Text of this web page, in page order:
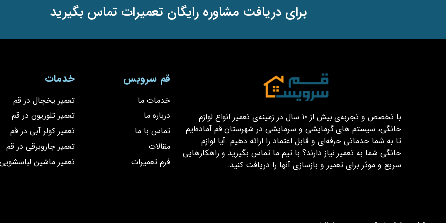
برای دریافت مشاوره رایگان تعمیرات تماس بگیرید
با تخصص و تجربه‌ی بیش از ۱۰ سال در زمینه‌ی تعمیر انواع لوازم
خانگی، سیستم های گرمایشی و سرمایشی در شهرستان قم آماده‌ایم
تا به شما خدماتی حرفه‌ای و قابل اعتماد را ارائه دهیم. آیا لوازم
خانگی شما به تعمیر نیاز دارند؟ با تیم ما تماس بگیرید و راهکارهایی
سریع و موثر برای تعمیر و بازسازی آنها را دریافت کنید.
قم سرویس
خدمات ما
درباره ما
تماس با ما
مقالات
فرم تعمیرات
خدمات
تعمیر یخچال در قم
تعمیر تلوزیون در قم
تعمیر کولر آبی در قم
تعمیر جاروبرقی در قم
تعمیر ماشین